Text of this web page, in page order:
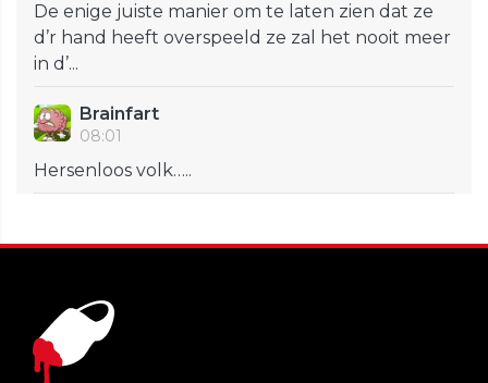
De enige juiste manier om te laten zien dat ze
d’r hand heeft overspeeld ze zal het nooit meer
in d’...
Brainfart
08:01
Hersenloos volk…..